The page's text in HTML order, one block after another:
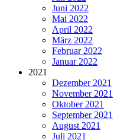
Juni 2022
Mai 2022
April 2022
März 2022
Februar 2022
Januar 2022
2021
Dezember 2021
November 2021
Oktober 2021
September 2021
August 2021
Juli 2021